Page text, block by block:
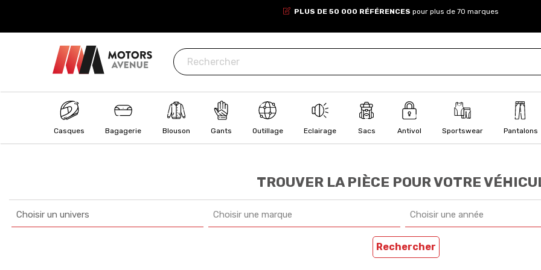
PLUS DE 50 000 RÉFÉRENCES pour plus de 70 marques
Casques Bagagerie Blouson Gants Outillage Eclairage Sacs Antivol Sportswear Pantalons
TROUVER LA PIÈCE POUR VOTRE
Choisir un univers Choisir une marque Choisir une année
Rechercher